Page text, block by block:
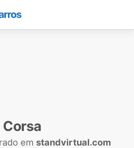
Corsa
em standvirtual.com